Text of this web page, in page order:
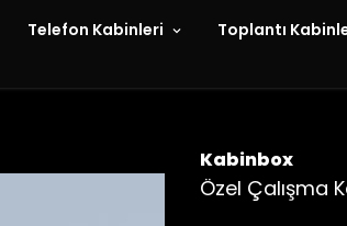
Telefon Kabinleri
Toplantı
Kabinbox
Özel Çalışma